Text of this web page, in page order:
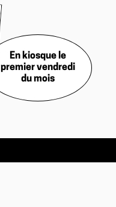
En kiosque le
premier vendredi
du mois